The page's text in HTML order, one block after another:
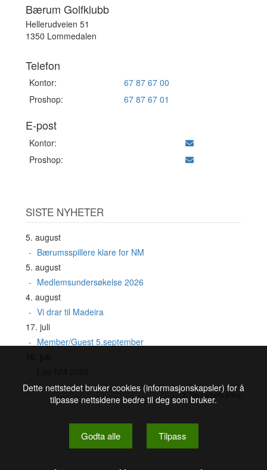
Bærum Golfklubb
Hellerudveien 51
1350 Lommedalen
Telefon
Kontor:
67 87 67 00
Proshop:
67 87 67 01
E-post
Kontor:
Proshop:
SISTE NYHETER
5. august
Bærumsspillere klare for NM
5. august
Medlemsundersøkelse 2026
4. august
Vi drar til Madeira
17. juli
Member/Guest 5.september
Se nyhetsarkiv
Dette nettstedet bruker cookies (informasjonskapsler) for å
tilpasse nettsidene bedre til deg som bruker.
Godta alle Tilpass